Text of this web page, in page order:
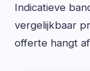
Indicatieve
vergelijkbaar
offerte hangt